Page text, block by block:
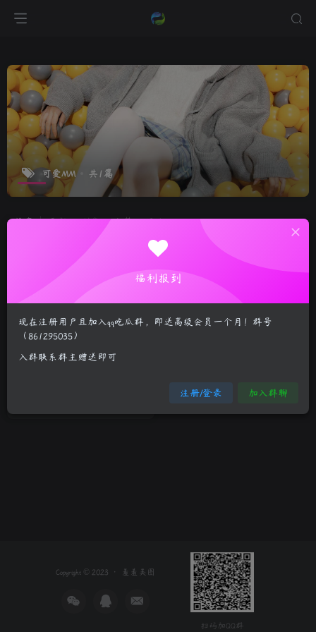
可爱MM 共1篇
排序 更新 浏览 点赞 评论
可爱MM透明睡衣代言 很迷人
Copyright © 2023 · 羞羞美图
扫码加QQ群
福利报到
现在注册用户且加入qq吃瓜群，即送高级会员一个月！群号
（861295035）
入群联系群主赠送即可
注册/登录 加入群聊